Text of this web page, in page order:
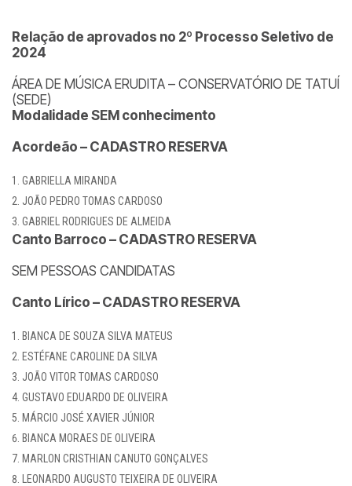
Relação de aprovados no 2º Processo Seletivo de
2024
ÁREA DE MÚSICA ERUDITA – CONSERVATÓRIO DE TATUÍ
(SEDE)
Modalidade SEM conhecimento
Acordeão – CADASTRO RESERVA
GABRIELLA MIRANDA
JOÃO PEDRO TOMAS CARDOSO
GABRIEL RODRIGUES DE ALMEIDA
Canto Barroco – CADASTRO RESERVA
SEM PESSOAS CANDIDATAS
Canto Lírico – CADASTRO RESERVA
BIANCA DE SOUZA SILVA MATEUS
ESTÉFANE CAROLINE DA SILVA
JOÃO VITOR TOMAS CARDOSO
GUSTAVO EDUARDO DE OLIVEIRA
MÁRCIO JOSÉ XAVIER JÚNIOR
BIANCA MORAES DE OLIVEIRA
MARLON CRISTHIAN CANUTO GONÇALVES
LEONARDO AUGUSTO TEIXEIRA DE OLIVEIRA